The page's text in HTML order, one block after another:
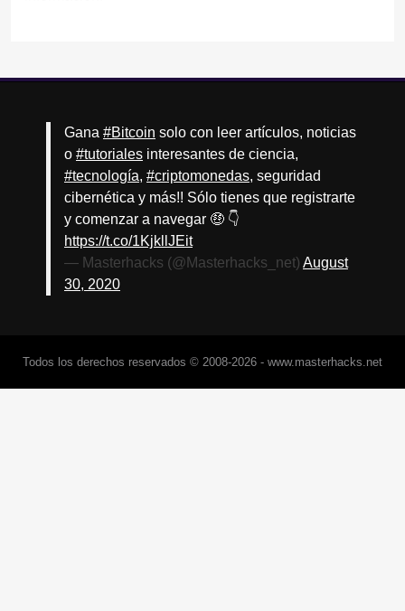
Gana #Bitcoin solo con leer artículos, noticias
o #tutoriales interesantes de ciencia,
#tecnología, #criptomonedas, seguridad
cibernética y más!! Sólo tienes que registrarte
y comenzar a navegar 🤑 👇
https://t.co/1KjkllJEit
— Masterhacks (@Masterhacks_net) August
30, 2020
Todos los derechos reservados © 2008-2026 - www.masterhacks.net